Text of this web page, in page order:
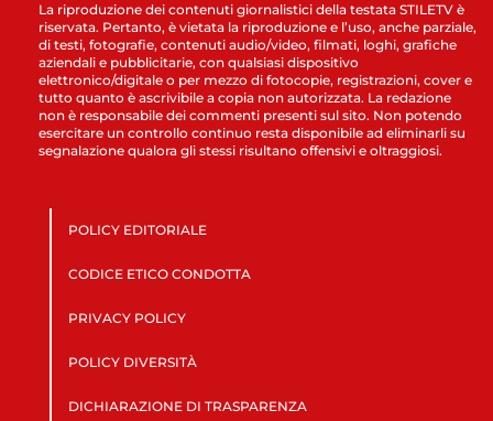
La riproduzione dei contenuti giornalistici della testata STILETV è
riservata. Pertanto, è vietata la riproduzione e l’uso, anche parziale,
di testi, fotografie, contenuti audio/video, filmati, loghi, grafiche
aziendali e pubblicitarie, con qualsiasi dispositivo
elettronico/digitale o per mezzo di fotocopie, registrazioni, cover e
tutto quanto è ascrivibile a copia non autorizzata. La redazione
non è responsabile dei commenti presenti sul sito. Non potendo
esercitare un controllo continuo resta disponibile ad eliminarli su
segnalazione qualora gli stessi risultano offensivi e oltraggiosi.
POLICY EDITORIALE
CODICE ETICO CONDOTTA
PRIVACY POLICY
POLICY DIVERSITÀ
DICHIARAZIONE DI TRASPARENZA